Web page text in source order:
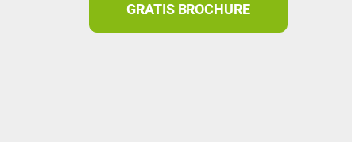
GRATIS BROCHURE